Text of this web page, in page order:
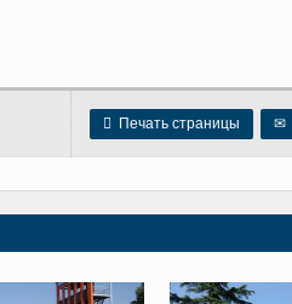
 Печать страницы ✉